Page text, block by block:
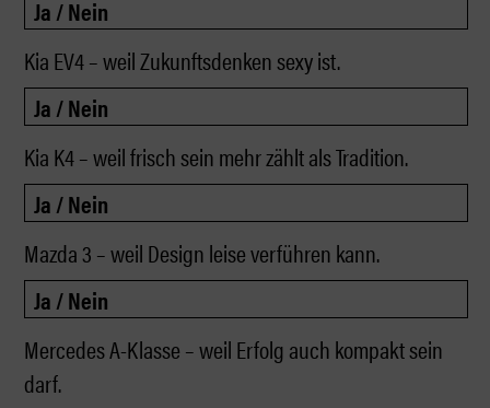
Kia EV4 – weil Zukunftsdenken sexy ist.
Kia K4 – weil frisch sein mehr zählt als Tradition.
Mazda 3 – weil Design leise verführen kann.
Mercedes A-Klasse – weil Erfolg auch kompakt sein
darf.